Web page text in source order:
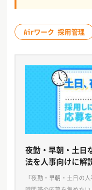
Airワーク 採用管理
夜勤・早朝・土日
法を人事向けに解
「夜勤・早朝・土日の